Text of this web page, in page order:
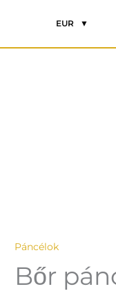
EUR
Páncélok
Bőr